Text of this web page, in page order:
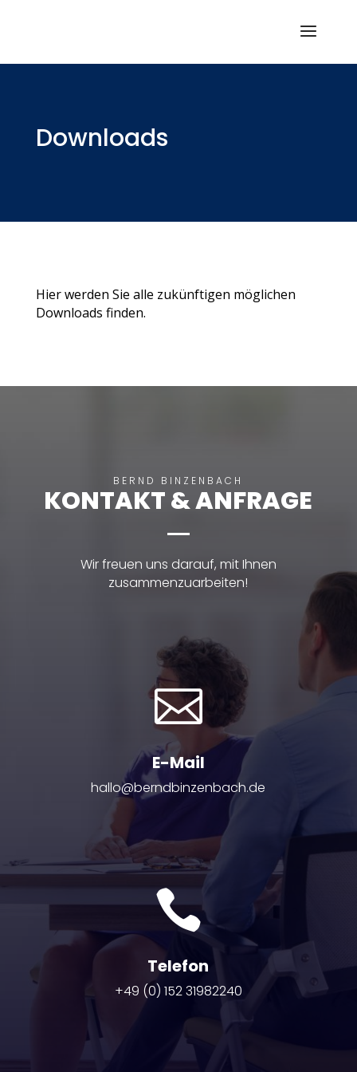
Downloads
Hier werden Sie alle zukünftigen möglichen
Downloads finden.
BERND BINZENBACH
KONTAKT & ANFRAGE
Wir freuen uns darauf, mit Ihnen
zusammenzuarbeiten!

E-Mail
hallo@berndbinzenbach.de

Telefon
+49 (0) 152 31982240